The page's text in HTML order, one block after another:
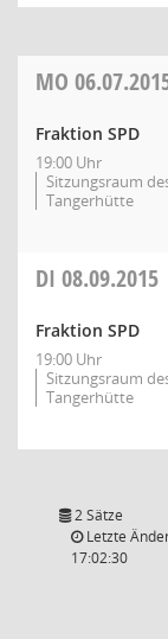
MO
Fraktion SPD
19:00 Uhr
Sitzungsraum
Tangerhütte
DI 08.09.2015
Fraktion SPD
19:00 Uhr
Sitzungsraum
Tangerhütte
2 Sätze
Letzte
17:02:30